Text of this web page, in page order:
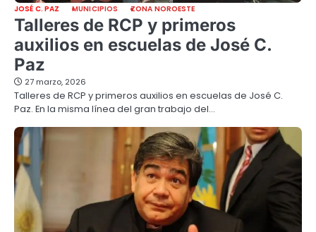
JOSÉ C. PAZ MUNICIPIOS ZONA NOROESTE
Talleres de RCP y primeros
auxilios en escuelas de José C.
Paz
27 marzo, 2026
Talleres de RCP y primeros auxilios en escuelas de José C.
Paz. En la misma línea del gran trabajo del…